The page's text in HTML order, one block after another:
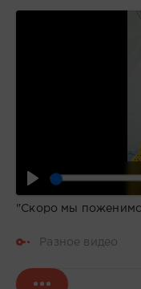
"Скоро мы
Разное видео